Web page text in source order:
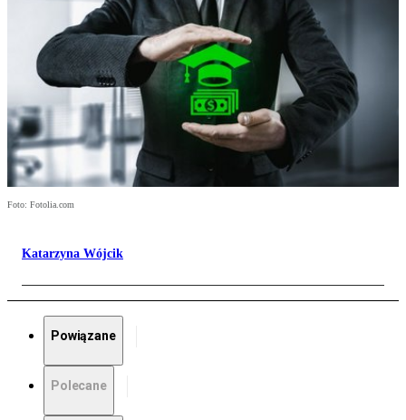
Foto: Fotolia.com
Katarzyna Wójcik
Powiązane
Polecane